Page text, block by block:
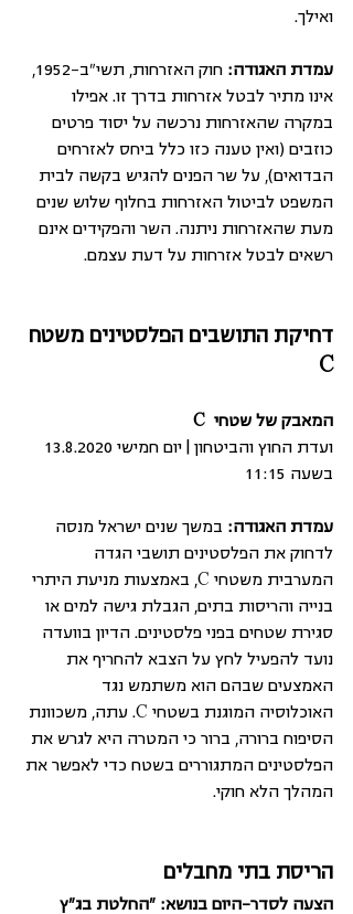
ואילך.
עמדת האגודה:
חוק האזרחות, תשי"ב-1952,
אינו מתיר לבטל אזרחות בדרך זו. אפילו
במקרה שהאזרחות נרכשה על יסוד פרטים
כוזבים (ואין טענה כזו כלל ביחס לאזרחים
הבדואים), על שר הפנים להגיש בקשה לבית
המשפט לביטול האזרחות בחלוף שלוש שנים
מעת שהאזרחות ניתנה. השר והפקידים אינם
רשאים לבטל אזרחות על דעת עצמם.
דחיקת התושבים הפלסטינים משטח
C
המאבק של שטחי  C
בשעה 11:15
עמדת האגודה: במשך שנים ישראל מנסה
לדחוק את הפלסטינים תושבי הגדה
המערבית משטחי C, באמצעות מניעת היתרי
בנייה והריסות בתים, הגבלת גישה למים או
סגירת שטחים בפני פלסטינים. הדיון בוועדה
נועד להפעיל לחץ על הצבא להחריף את
האמצעים שבהם הוא משתמש נגד
האוכלוסיה המוגנת בשטחי C. עתה, משכוונת
הסיפוח ברורה, ברור כי המטרה היא לגרש את
הפלסטינים המתגוררים בשטח כדי לאפשר את
המהלך הלא חוקי.
הריסת בתי מחבלים
הצעה לסדר-היום בנושא: "החלטת בג"ץ